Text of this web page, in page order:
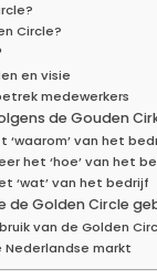
Circle?
en visie
medewerkers
de Gouden
‘waarom’ van het
het ‘hoe’ van het
‘wat’ van het bedrijf
de Golden Circle
van de Golden
markt